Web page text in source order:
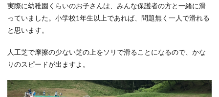
実際に幼稚園くらいのお子さんは、みんな保護者の方と一緒に滑
っていました。小学校1年生以上であれば、問題無く一人で滑れる
と思います。
人工芝で摩擦の少ない芝の上をソリで滑ることになるので、かな
りのスピードが出ますよ。